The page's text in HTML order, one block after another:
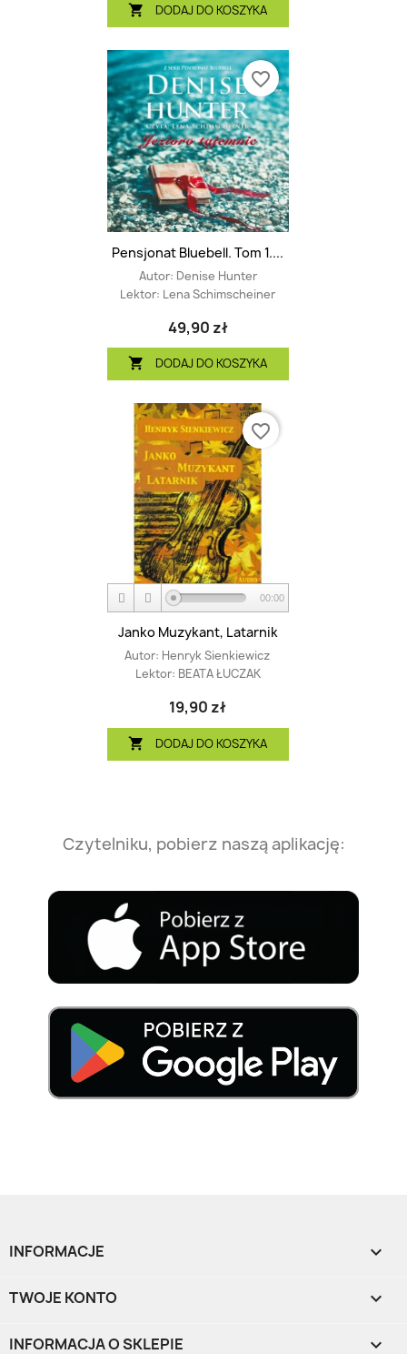
 DODAJ DO KOSZYKA
Pensjonat Bluebell. Tom 1....
Autor: Denise Hunter
Lektor: Lena Schimscheiner
49,90 zł
 DODAJ DO KOSZYKA
favorite_border
00:00
Janko Muzykant, Latarnik
Autor: Henryk Sienkiewicz
Lektor: BEATA ŁUCZAK
19,90 zł
 DODAJ DO KOSZYKA
favorite_border
Czytelniku, pobierz naszą aplikację:
INFORMACJE 
TWOJE KONTO 
INFORMACJA O SKLEPIE keyboard_arrow_down